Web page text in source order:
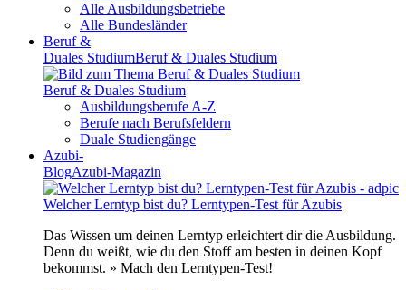
Alle Ausbildungsbetriebe
Alle Bundesländer
Beruf &
Duales StudiumBeruf & Duales Studium
Beruf & Duales Studium
Ausbildungsberufe A-Z
Berufe nach Berufsfeldern
Duale Studiengänge
Azubi-
BlogAzubi-Magazin
Welcher Lerntyp bist du? Lerntypen-Test für Azubis
Das Wissen um deinen Lerntyp erleichtert dir die Ausbildung.
Denn du weißt, wie du den Stoff am besten in deinen Kopf
bekommst. » Mach den Lerntypen-Test!